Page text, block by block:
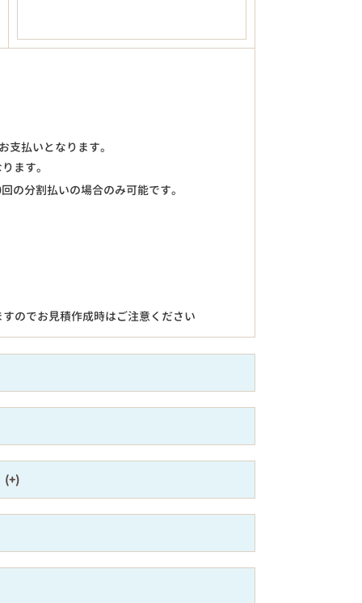
支払いとなります。
ます。
の分割払いの場合のみ可能です。
のでお見積作成時はご注意ください